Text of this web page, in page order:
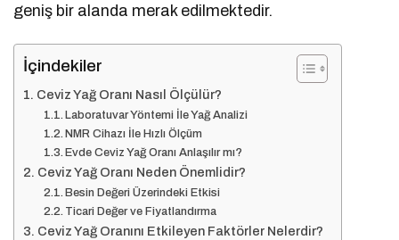
geniş bir alanda merak edilmektedir.
İçindekiler
Ceviz Yağ Oranı Nasıl Ölçülür?
Laboratuvar Yöntemi İle Yağ Analizi
NMR Cihazı İle Hızlı Ölçüm
Evde Ceviz Yağ Oranı Anlaşılır mı?
Ceviz Yağ Oranı Neden Önemlidir?
Besin Değeri Üzerindeki Etkisi
Ticari Değer ve Fiyatlandırma
Ceviz Yağ Oranını Etkileyen Faktörler Nelerdir?